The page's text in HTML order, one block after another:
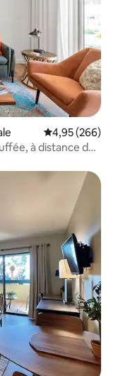
Évaluation
4,95 (266)
à distance de